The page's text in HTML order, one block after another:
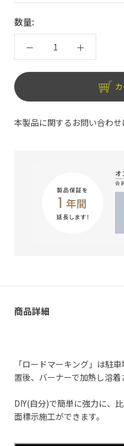
数量:
本製品に関するお問い合わせ
商品詳細
「ロードマーキング」は駐
置後、バーナーで加熱し溶着
DIY(自分)で簡単に強力に、
面標示施工ができます。